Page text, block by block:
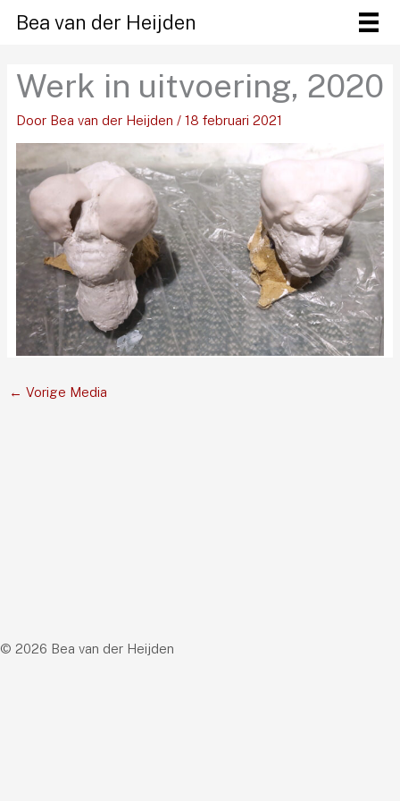
naar
inhoud
Bea van der Heijden
Werk in uitvoering, 2020
Door Bea van der Heijden / 18 februari 2021
← Vorige Media
© 2026 Bea van der Heijden